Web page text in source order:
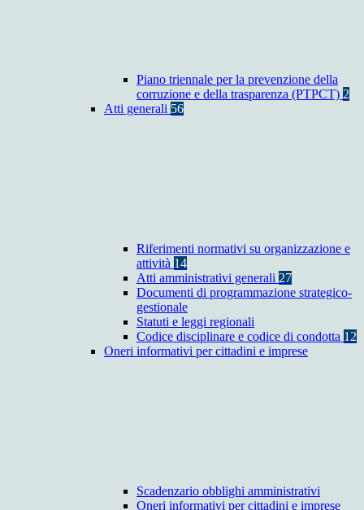
Piano triennale per la prevenzione della
corruzione e della trasparenza (PTPCT) 2
Atti generali 56
Riferimenti normativi su organizzazione e
attività 14
Atti amministrativi generali 27
Documenti di programmazione strategico-
gestionale
Statuti e leggi regionali
Codice disciplinare e codice di condotta 12
Oneri informativi per cittadini e imprese
Scadenzario obblighi amministrativi
Oneri informativi per cittadini e imprese